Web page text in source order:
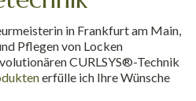
in Frankfurt am Main,
Pflegen von Locken
CURLSYS®-Technik
erfülle ich Ihre Wünsche